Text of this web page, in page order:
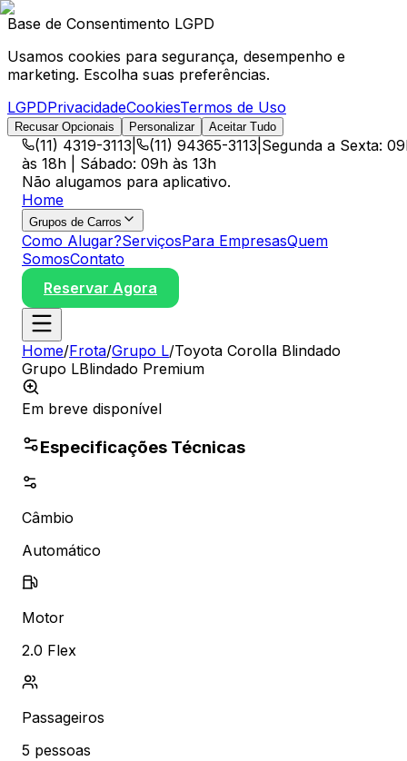
Base de Consentimento LGPD
Usamos cookies para segurança, desempenho e
marketing. Escolha suas preferências.
LGPDPrivacidadeCookiesTermos de Uso
Recusar Opcionais Personalizar Aceitar Tudo
(11) 4319-3113 (11) 94365-3113 Segunda a Sexta:
às 18h | Sábado: 09h às 13h
Não alugamos para aplicativo.
Home
Grupos de Carros
Como Alugar?ServiçosPara EmpresasQuem
SomosContato
Reservar Agora
Home/Frota/Grupo L/Toyota Corolla Blindado
Grupo LBlindado Premium
Em breve disponível
Especificações Técnicas
Câmbio
Automático
Motor
2.0 Flex
Passageiros
5 pessoas